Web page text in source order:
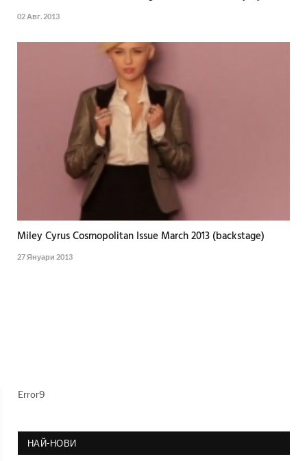
02 Авг. 2013
Miley Cyrus Cosmopolitan Issue March 2013 (backstage)
27 Януари 2013
Error9
НАЙ-НОВИ